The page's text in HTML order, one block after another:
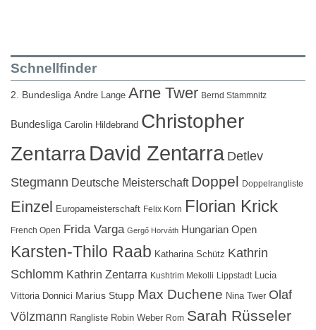
Schnellfinder
2. Bundesliga Andre Lange Arne Twer Bernd Stammnitz
Bundesliga Carolin Hildebrand Christopher
ZentarraDavid Zentarra Detlev
Stegmann Deutsche Meisterschaft Doppel Doppelrangliste
Einzel Europameisterschaft Felix Korn Florian Krick
French Open Frida Varga Gergő Horváth Hungarian Open
Karsten-Thilo Raab Katharina Schütz Kathrin
Schlomm Kathrin Zentarra Kushtrim Mekolli Lippstadt Lucia
Vittoria Donnici Marius Stupp Max Duchene Nina Twer Olaf
Völzmann Rangliste Robin Weber Rom Sarah Rüsseler